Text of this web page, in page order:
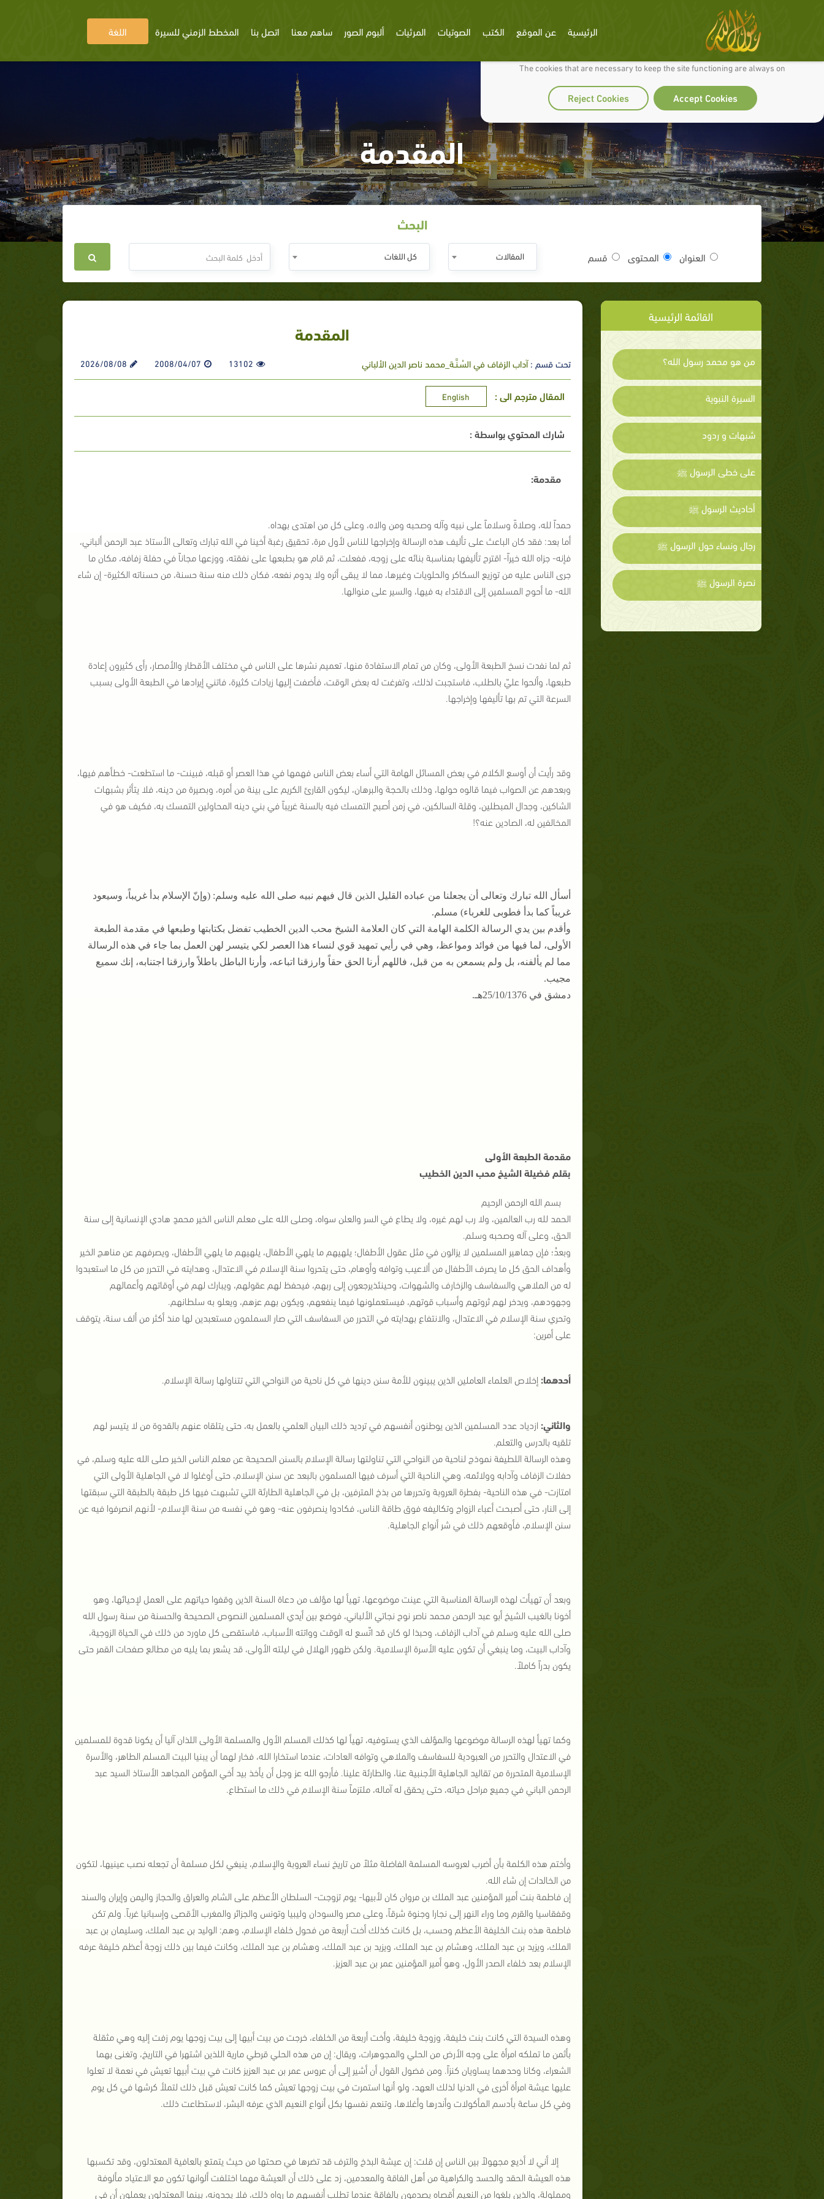
We use cookies to make our site work well for you and so we can continually improve it.
The cookies that are necessary to keep the site functioning are always on
Accept Cookies
Reject Cookies
الرئيسية عن الموقع الكتب الصوتيات المرئيات ألبوم الصور ساهم معنا اتصل بنا المخطط الزمني للسيرة اللغة
المقدمة
البحث
العنوان المحتوى قسم المقالات كل اللغات
القائمة الرئيسية
من هو محمد رسول الله؟
السيرة النبوية
شبهات و ردود
على خطى الرسول ﷺ
أحاديث الرسول ﷺ
رجال ونساء حول الرسول ﷺ
نصرة الرسول ﷺ
المقدمة
تحت قسم :آداب الزفاف في السُـنَّـة_محمد ناصر الدين الألباني 13102
2008/04/07
2026/08/08
المقال مترجم الى : English
شارك المحتوي بواسطة :
مقدمة:
حمداً لله، وصلاةً وسلاماً على نبيه وآله وصحبه ومن والاه، وعلى كل من اهتدى بهداه.
أما بعد: فقد كان الباعث على تأليف هذه الرسالة وإخراجها للناس لأول مرة، تحقيق رغبة أخينا في الله تبارك وتعالى الأستاذ عبد الرحمن ألباني،
فإنه- جزاه الله خيراً- اقترح تأليفها بمناسبة بنائه على زوجه، ففعلت، ثم قام هو بطبعها على نفقته، ووزعها مجاناً في حفلة زفافه، مكان ما
جرى الناس عليه من توزيع السكاكر والحلويات وغيرها، مما لا يبقى أثره ولا يدوم نفعه، فكان ذلك منه سنة حسنة، من حسناته الكثيرة- إن شاء
الله- ما أحوج المسلمين إلى الاقتداء به فيها، والسير على منوالها.
ثم لما نفدت نسخ الطبعة الأولى، وكان من تمام الاستفادة منها، تعميم نشرها على الناس في مختلف الأقطار والأمصار، رأى كثيرون إعادة
طبعها، وألحوا عليّ بالطلب، فاستجبت لذلك، وتفرغت له بعض الوقت، فأضفت إليها زيادات كثيرة، فاتني إيرادها في الطبعة الأولى بسبب
السرعة التي تم بها تأليفها وإخراجها.
وقد رأيت أن أوسع الكلام في بعض المسائل الهامة التي أساء بعض الناس فهمها في هذا العصر أو قبله، فبينت- ما استطعت- خطأهم فيها،
وبعدهم عن الصواب فيما قالوه حولها، وذلك بالحجة والبرهان، ليكون القارئ الكريم على بينة من أمره، وبصيرة من دينه، فلا يتأثر بشبهات
الشاكين، وجدال المبطلين، وقلة السالكين، في زمن أصبح التمسك فيه بالسنة غريباً في بني دينه المحاولين التمسك به، فكيف هو في
المخالفين له، الصادين عنه؟!
أسأل الله تبارك وتعالى أن يجعلنا من عباده القليل الذين قال فيهم نبيه صلى الله عليه وسلم: (وإنّ الإسلام بدأ غريباً، وسيعود
غريباً كما بدأ فطوبى للغرباء) مسلم.
وأقدم بين يدي الرسالة الكلمة الهامة التي كان العلامة الشيخ محب الدين الخطيب تفضل بكتابتها وطبعها في مقدمة الطبعة
الأولى، لما فيها من فوائد ومواعظ، وهي في رأيي تمهيد قوي لنساء هذا العصر لكي يتيسر لهن العمل بما جاء في هذه الرسالة
مما لم يألفنه، بل ولم يسمعن به من قبل، فاللهم أرنا الحق حقاً وارزقنا اتباعه، وأرنا الباطل باطلاً وارزقنا اجتنابه، إنك سميع
مجيب.
دمشق في 25/10/1376هـ.
مقدمة الطبعة الأولى
بقلم فضيلة الشيخ محب الدين الخطيب
بسم الله الرحمن الرحيم
الحمد لله رب العالمين، ولا رب لهم غيره، ولا يطاع في السر والعلن سواه، وصلى الله على معلم الناس الخير محمدٍ هادي الإنسانية إلى سنة
الحق، وعلى آله وصحبه وسلم.
وبعدُ؛ فإن جماهير المسلمين لا يزالون في مثل عقول الأطفال؛ يلهيهم ما يلهي الأطفال، يلهيهم ما يلهي الأطفال، ويصرفهم عن مناهج الخير
وأهداف الحق كل ما يصرف الأطفال من ألاعيب وتوافه وأوهام، حتى يتحروا سنة الإسلام في الاعتدال، وهدايته في التحرر من كل ما استعبدوا
له من الملاهي والسفاسف والزخارف والشهوات، وحينئذيرجعون إلى ربهم، فيحفظ لهم عقولهم، ويبارك لهم في أوقاتهم وأعمالهم
وجهودهم، ويدخر لهم ثروتهم وأسباب قوتهم، فيستعملونها فيما ينفعهم، ويكون بهم عزهم، ويعلو به سلطانهم.
وتحري سنة الإسلام في الاعتدال، والانتفاع بهدايته في التحرر من السفاسف التي صار السملمون مستعبدين لها منذ أكثر من ألف سنة، يتوقف
على أمرين:
أحدهما: إخلاص العلماء العاملين الذين يبينون للأمة سنن دينها في كل ناحية من النواحي التي تتناولها رسالة الإسلام.
والثاني: ازدياد عدد المسلمين الذين يوطنون أنفسهم في ترديد ذلك البيان العلمي بالعمل به، حتى يتلقاه عنهم بالقدوة من لا يتيسر لهم
تلقيه بالدرس والتعلم.
وهذه الرسالة اللطيفة نموذج لناحية من النواحي التي تناولتها رسالة الإسلام بالسنن الصحيحة عن معلم الناس الخير صلى الله عليه وسلم، في
حفلات الزفاف وآدابه وولائمه، وهي الناحية التي أسرف فيها المسلمون بالبعد عن سنن الإسلام، حتى أوغلوا لا في الجاهلية الأولى التي
امتازت- في هذه الناحية- بفطرة العروبة وتحررها من بذخ المترفين، بل في الجاهلية الطارئة التي تشبهت فيها كل طبقة بالطبقة التي سبقتها
إلى النار، حتى أصبحت أعباء الزواج وتكاليفه فوق طاقة الناس، فكادوا ينصرفون عنه- وهو في نفسه من سنة الإسلام- لأنهم انصرفوا فيه عن
سنن الإسلام، فأوقعهم ذلك في شر أنواع الجاهلية.
وبعد أن تهيأت لهذه الرسالة المناسبة التي عينت موضوعها، تهيأ لها مؤلف من دعاة السنة الذين وقفوا حياتهم على العمل لإحيائها، وهو
أخونا بالغيب الشيخ أبو عبد الرحمن محمد ناصر نوح نجاتي الألباني، فوضع بين أيدي المسلمين النصوص الصحيحة والحسنة من سنة رسول الله
صلى الله عليه وسلم في آداب الزفاف، وحبذا لو كان قد اتّسع له الوقت وواتته الأسباب، فاستقصى كل ماورد من ذلك في الحياة الزوجية،
وآداب البيت، وما ينبغي أن تكون عليه الأسرة الإسلامية. ولكن ظهور الهلال في ليلته الأولى، قد يشعر بما يليه من مطالع صفحات القمر حتى
يكون بدراً كاملاً.
وكما تهيأ لهذه الرسالة موضوعها والمؤلف الذي يستوفيه، تهيأ لها كذلك المسلم الأول والمسلمة الأولى اللذان آليا أن يكونا قدوة للمسلمين
في الاعتدال والتحرر من العبودية للسفاسف والملاهي وتوافه العادات، عندما استخارا الله، فخار لهما أن يبنيا البيت المسلم الطاهر، والأسرة
الإسلامية المتحررة من تقاليد الجاهلية الأجنبية عنا، والطارئة علينا. فأرجو الله عز وجل أن يأخذ بيد أخي المؤمن المجاهد الأستاذ السيد عبد
الرحمن الباني في جميع مراحل حياته، حتى يحقق له آماله، ملتزماً سنة الإسلام في ذلك ما استطاع.
وأختم هذه الكلمة بأن أضرب لعروسه المسلمة الفاضلة مثلاً من تاريخ نساء العروبة والإسلام، ينبغي لكل مسلمة أن تجعله نصب عينيها، لتكون
من الخالدات إن شاء الله.
إن فاطمة بنت أمير المؤمنين عبد الملك بن مروان كان لأبيها- يوم تزوجت- السلطان الأعظم على الشام والعراق والحجاز واليمن وإيران والسند
وقفقاسيا والقرم وما وراء النهر إلى نجارا وجنوة شرقاً، وعلى مصر والسودان وليبيا وتونس والجزائر والمغرب الأقصى وإسبانيا غرباً. ولم تكن
فاطمة هذه بنت الخليفة الأعظم وحسب، بل كانت كذلك أخت أربعة من فحول خلفاء الإسلام، وهم: الوليد بن عبد الملك، وسليمان بن عبد
الملك، ويزيد بن عبد الملك، وهشام بن عبد الملك، ويزيد بن عبد الملك، وهشام بن عبد الملك، وكانت فيما بين ذلك زوجة أعظم خليفة عرفه
الإسلام بعد خلفاء الصدر الأول، وهو أمير المؤمنين عمر بن عبد العزيز.
وهذه السيدة التي كانت بنت خليفة، وزوجة خليفة، وأخت أربعة من الخلفاء، خرجت من بيت أبيها إلى بيت زوجها يوم زفت إليه وهي مثقلة
بأثمن ما تملكه امرأة على وجه الأرض من الحلي والمجوهرات، ويقال: إن من هذه الحلي قرطي مارية اللذين اشتهرا في التاريخ، وتغنى بهما
الشعراء، وكانا وحدهما يساويان كنزاً. ومن فضول القول أن أشير إلى أن عروس عمر بن عبد العزيز كانت في بيت أبيها تعيش في نعمة لا تعلوا
عليها عيشة امرأة أخرى في الدنيا لذلك العهد، ولو أنها استمرت في بيت زوجها تعيش كما كانت تعيش قبل ذلك لتملأ كرشها في كل يوم
وفي كل ساعة بأدسم المأكولات وأندرها وأغلاها، وتنعم نفسها بكل أنواع النعيم الذي عرفه البشر، لاستطاعت ذلك.
إلا أني لا أذيع مجهولاً بين الناس إن قلت: إن عيشة البذخ والترف قد تضرها في صحتها من حيث يتمتع بالعافية المعتدلون، وقد تكسبها
هذه العيشة الحقد والحسد والكراهية من أهل الفاقة والمعدمين، زد على ذلك أن العيشة مهما اختلفت ألوانها تكون مع الاعتياد مألوفة
ومملولة، والذين بلغوا من النعيم أقصاه يصدمون بالفاقة عندما تطلب أنفسهم ما رواه ذلك، فلا يجدونه، بينما المعتدلون يعملون أن في